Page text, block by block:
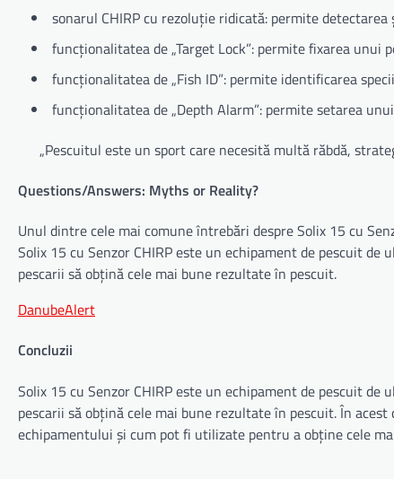
sonarul CHIRP cu rezoluție ridicată: permite
funcționalitatea de „Target Lock”: permite fixarea unui
funcționalitatea de „Fish ID”: permite identificarea
funcționalitatea de „Depth Alarm”: permite setarea
„Pescuitul este un sport care necesită multă răbdă,
Questions/Answers: Myths or Reality?
Unul dintre cele mai comune întrebări despre Solix 15 cu
Solix 15 cu Senzor CHIRP este un echipament de pescuit
pescarii să obțină cele mai bune rezultate în pescuit.
DanubeAlert
Concluzii
Solix 15 cu Senzor CHIRP este un echipament de pescuit
pescarii să obțină cele mai bune rezultate în pescuit. În
echipamentului și cum pot fi utilizate pentru a obține cele